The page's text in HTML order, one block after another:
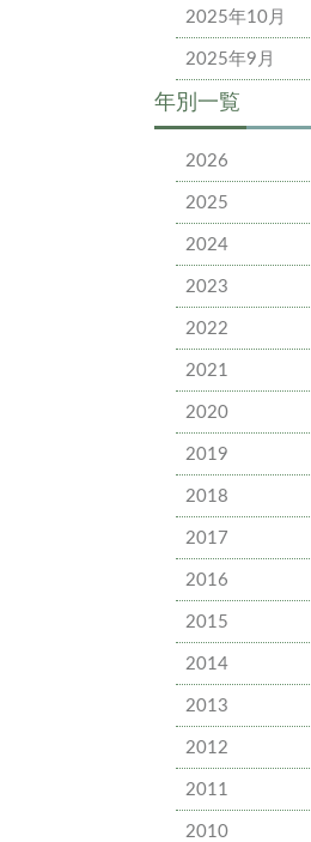
2025年10月
2025年9月
年別一覧
2026
2025
2024
2023
2022
2021
2020
2019
2018
2017
2016
2015
2014
2013
2012
2011
2010